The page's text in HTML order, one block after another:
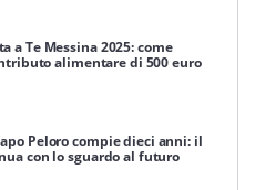
a Te Messina 2025: come
alimentare di 500 euro
Peloro compie dieci anni: il
con lo sguardo al futuro